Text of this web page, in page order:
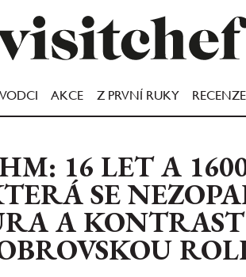
AKCE Z PRVNÍ RUKY RECENZE
16 LET A
SE
A